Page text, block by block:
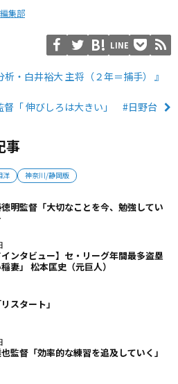
集部
LINE
析・白井裕大 主将（２年＝捕手） 』
督「 伸びしろは大きい」 #日野台
事
洋 神奈川/静岡版
明監督「大切なことを今、勉強してい
インタビュー】セ・リーグ年間最多盗塁
妻」 松本匡史（元巨人）
スタート」
監督「効率的な練習を追及していく」